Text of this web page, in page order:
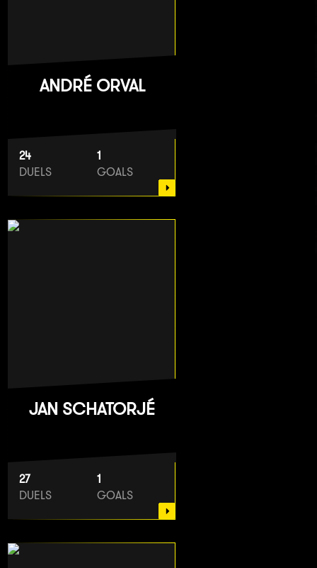
ANDRÉ ORVAL
24
DUELS
1
GOALS
JAN SCHATORJÉ
27
DUELS
1
GOALS